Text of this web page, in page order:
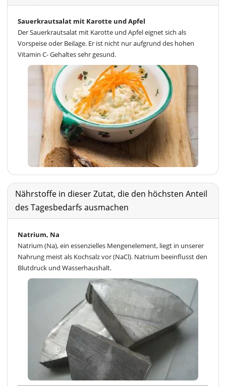
Sauerkrautsalat mit Karotte und Apfel
Der Sauerkrautsalat mit Karotte und Apfel eignet sich als
Vorspeise oder Beilage. Er ist nicht nur aufgrund des hohen
Vitamin C- Gehaltes sehr gesund.
Nährstoffe in dieser Zutat, die den höchsten Anteil
des Tagesbedarfs ausmachen
Natrium, Na
Natrium (Na), ein essenzielles Mengenelement, liegt in unserer
Nahrung meist als Kochsalz vor (NaCl). Natrium beeinflusst den
Blutdruck und Wasserhaushalt.